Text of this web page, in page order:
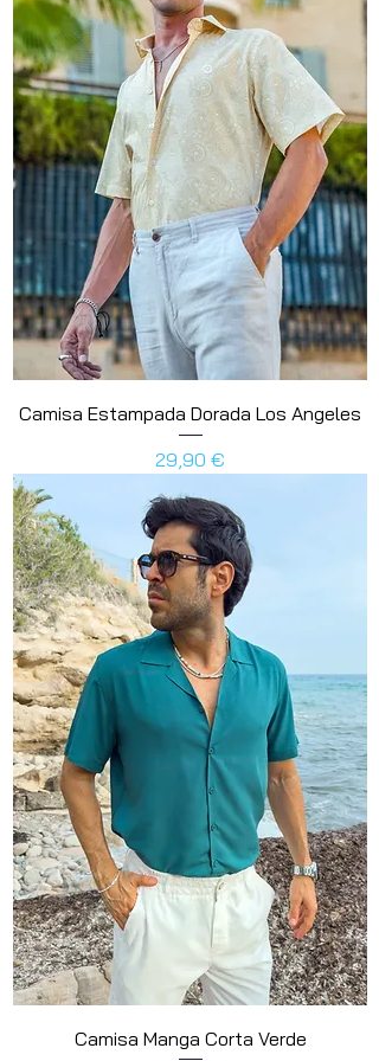
Camisa Estampada Dorada Los Angeles
Preis
29,90 €
Camisa Manga Corta Verde